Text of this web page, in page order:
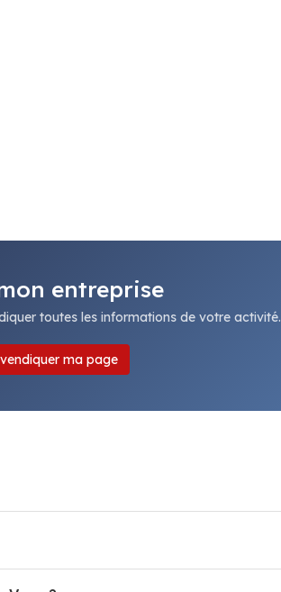
entreprise
toutes les informations de votre activité.
ma page